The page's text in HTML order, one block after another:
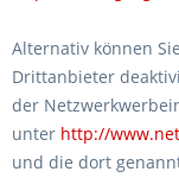
Alternativ können
Drittanbieter
der
unter http://
und die dort